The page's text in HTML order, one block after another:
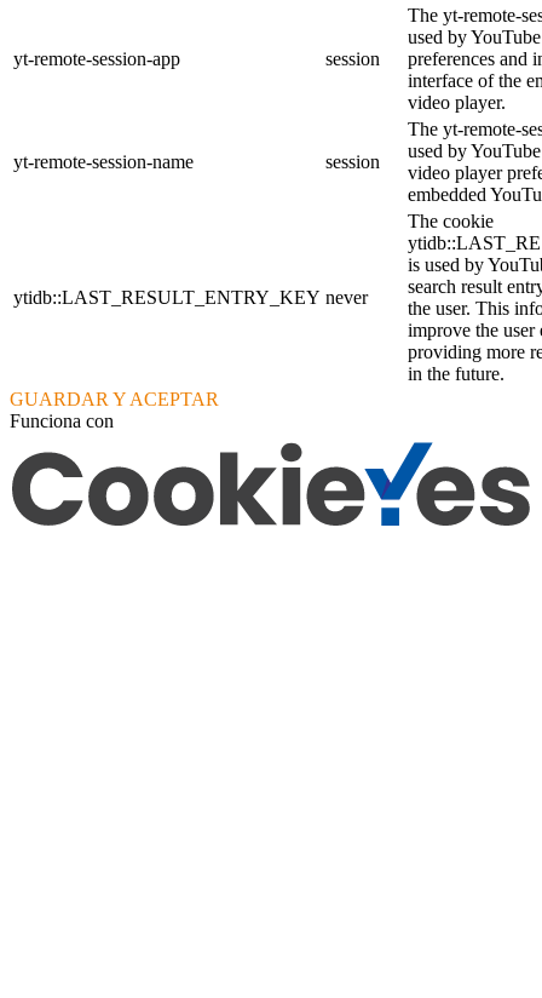
yt-remote-session-app session
The yt-remote-
used by
preferences and
interface of the
video player.
yt-remote-session-name session
The yt-remote-
used by
video player
embedded
ytidb::LAST_RESULT_ENTRY_KEY never
The cookie
is used by
search result
the user. This
improve the user
providing more
in the future.
GUARDAR Y ACEPTAR
Funciona con